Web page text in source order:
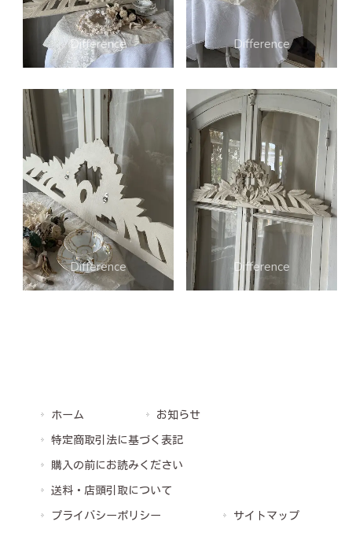
ホーム
お知らせ
特定商取引法に基づく表記
購入の前にお読みください
送料・店頭引取について
プライバシーポリシー
サイトマップ